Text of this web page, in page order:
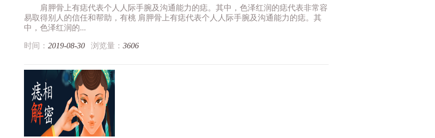
肩胛骨上有痣代表个人人际手腕及沟通能力的痣。其中，色泽红润的痣代表非常容
易取得别人的信任和帮助，有桃 肩胛骨上有痣代表个人人际手腕及沟通能力的痣。其
中，色泽红润的...
时间： 2019-08-30 浏览量： 3606